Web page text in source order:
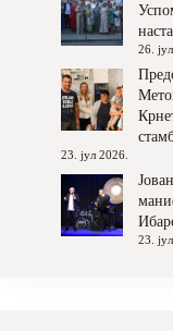
26.
23. јул 2026.
23.